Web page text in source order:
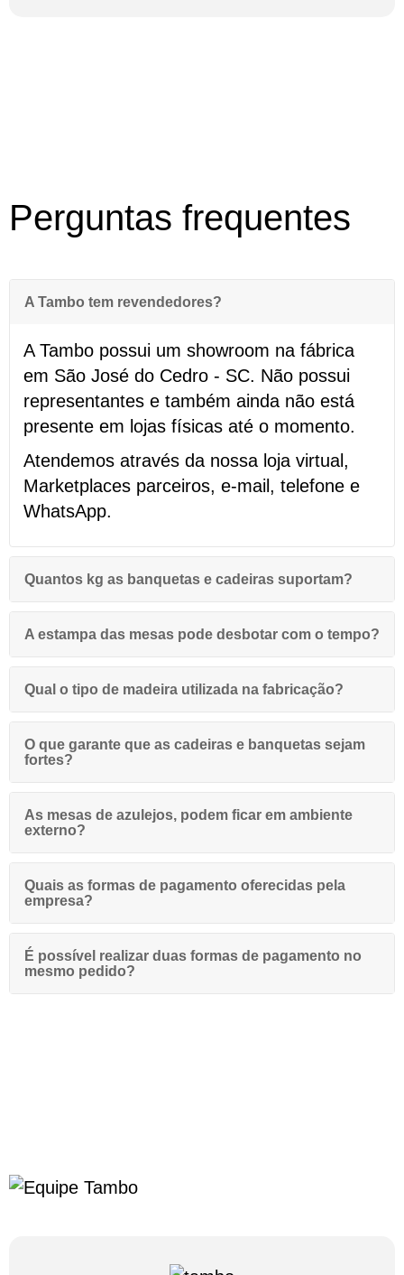
Perguntas frequentes
A Tambo tem revendedores?
A Tambo possui um showroom na fábrica
em São José do Cedro - SC. Não possui
representantes e também ainda não está
presente em lojas físicas até o momento.
Atendemos através da nossa loja virtual,
Marketplaces parceiros, e-mail, telefone e
WhatsApp.
Quantos kg as banquetas e cadeiras suportam?
A estampa das mesas pode desbotar com o tempo?
Qual o tipo de madeira utilizada na fabricação?
O que garante que as cadeiras e banquetas sejam
fortes?
As mesas de azulejos, podem ficar em ambiente
externo?
Quais as formas de pagamento oferecidas pela
empresa?
É possível realizar duas formas de pagamento no
mesmo pedido?